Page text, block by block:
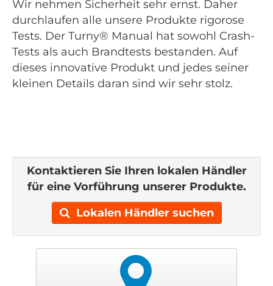
Wir nehmen Sicherheit sehr ernst. Daher
durchlaufen alle unsere Produkte rigorose
Tests. Der Turny® Manual hat sowohl Crash-
Tests als auch Brandtests bestanden. Auf
dieses innovative Produkt und jedes seiner
kleinen Details daran sind wir sehr stolz.
Kontaktieren Sie Ihren lokalen Händler
für eine Vorführung unserer Produkte.
Lokalen Händler suchen